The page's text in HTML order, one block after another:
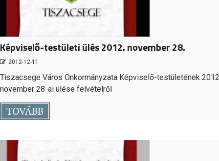
Képviselő-testületi ülés 2012. november 28.
2012-12-11
Tiszacsege Város Önkormányzata Képviselő-testületének
november 28-ai ülése felvételről
TOVÁBB